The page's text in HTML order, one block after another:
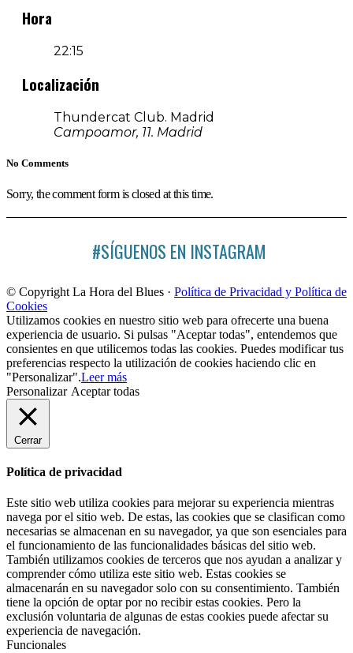
Hora
22:15
Localización
Thundercat Club. Madrid
Campoamor, 11. Madrid
No Comments
Sorry, the comment form is closed at this time.
#SÍGUENOS EN INSTAGRAM
© Copyright La Hora del Blues · Política de Privacidad y Política de
Cookies
Utilizamos cookies en nuestro sitio web para ofrecerte una buena
experiencia de usuario. Si pulsas "Aceptar todas", entendemos que
consientes en que utilicemos todas las cookies. Puedes modificar tus
preferencias respecto la utilización de cookies haciendo clic en
"Personalizar".Leer más
Personalizar Aceptar todas
Cerrar
Política de privacidad
Este sitio web utiliza cookies para mejorar su experiencia mientras
navega por el sitio web. De estas, las cookies que se clasifican como
necesarias se almacenan en su navegador, ya que son esenciales para
el funcionamiento de las funcionalidades básicas del sitio web.
También utilizamos cookies de terceros que nos ayudan a analizar y
comprender cómo utiliza este sitio web. Estas cookies se
almacenarán en su navegador solo con su consentimiento. También
tiene la opción de optar por no recibir estas cookies. Pero la
exclusión voluntaria de algunas de estas cookies puede afectar su
experiencia de navegación.
Funcionales